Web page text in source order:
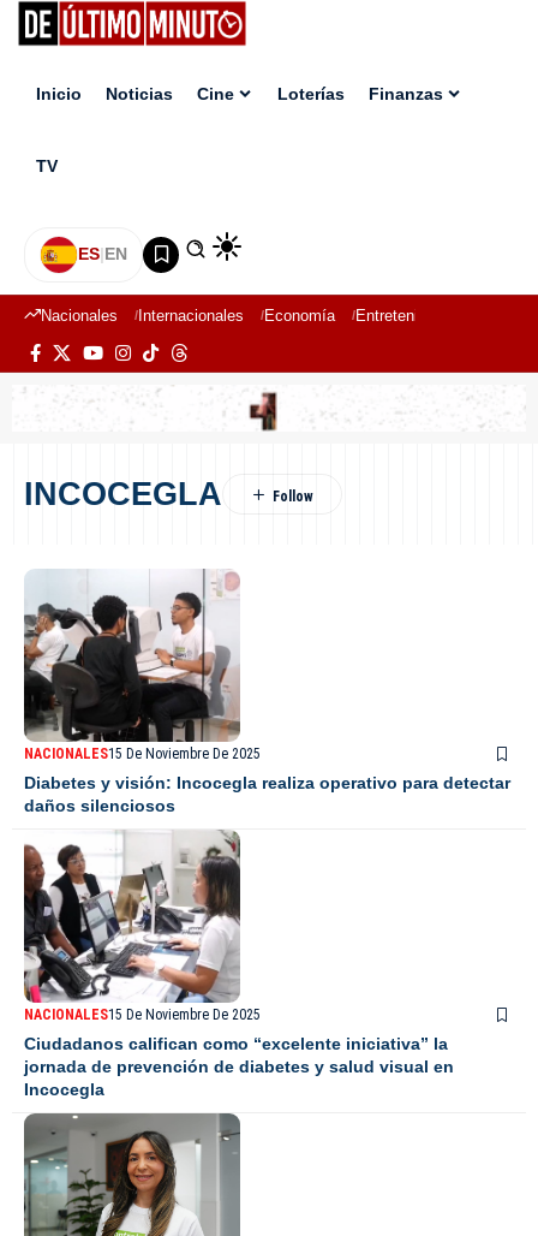
Inicio Noticias Cine Loterías Finanzas
TV
ES|EN
Nacionales Internacionales Economía Entretenimiento
INCOCEGLA
NACIONALES15 De Noviembre De 2025
Diabetes y visión: Incocegla realiza operativo para detectar
daños silenciosos
NACIONALES15 De Noviembre De 2025
Ciudadanos califican como “excelente iniciativa” la
jornada de prevención de diabetes y salud visual en
Incocegla